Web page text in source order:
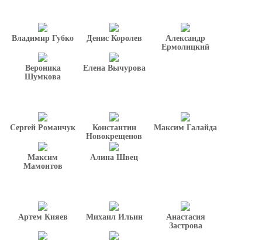
Владимир Губко Денис Королев
Александр
Ермолицкий
Вероника
Шумкова
Елена Вычурова
Сергей Романчук
Константин
Новокрещенов
Максим Галайда
Максим
Мамонтов
Алина Швец
Артем Кияев Михаил Ильин
Анастасия
Застрова